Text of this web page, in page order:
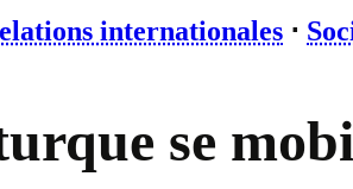
internationales ⋅
se